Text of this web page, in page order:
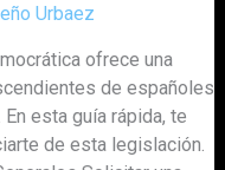
Urbaez
ofrece una
de españoles
esta guía rápida, te
de esta legislación.